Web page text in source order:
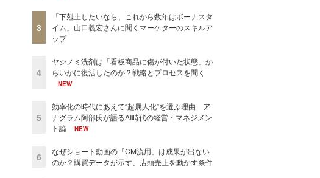
3
「下剋上したいなら、これから数年はボーナスタ
イム」山口義宏さんに聞くマーケターのスキルア
ップ
4
ヤシノミ洗剤は「看板商品に傷が付いた状態」か
らいかに復活したのか？戦略とプロセスを聞く
NEW
5
効率化の時代にあえて“超属人化”を選ぶ理由 ア
ナグラム阿部氏が語るAI時代の経営・マネジメン
ト論
NEW
6
なぜショート動画の「CM流用」は成果が出ない
のか？購買データが示す、店頭売上を動かす条件